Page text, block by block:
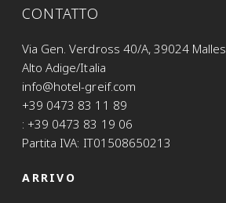
CONTATTO
Via Gen. Verdross 40/A, 39024 Malles
Alto Adige/Italia
info@hotel-greif.com
+39 0473 83 11 89
: +39 0473 83 19 06
Partita IVA: IT01508650213
ARRIVO